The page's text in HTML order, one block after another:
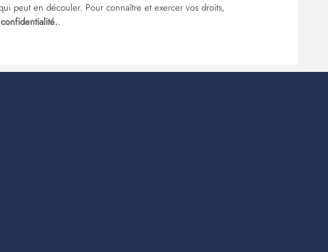
peut en découler. Pour connaître et exercer vos droits,
.